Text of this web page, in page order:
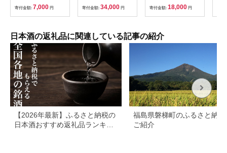
日本酒 地酒 父の日 ギ
フト 贈答 バレンタイ
ン ホワイトデー 吉田
ル シンフォニー 福井
福井県地酒 北陸 [A-
025006]
寄付金額: 7,000 円
が 飲み比べ セット
(AZ010-2)
寄付金額: 34,000 円
すもも使用果肉入り
無添加 女性に人気 猫
好き セット 「2026年
寄付金額: 18,000 円
日本酒の返礼品に関連している記事の紹介
【2026年最新】ふるさと納税の
日本酒おすすめ返礼品ランキン
福島県磐梯町のふるさと納税
ご紹介